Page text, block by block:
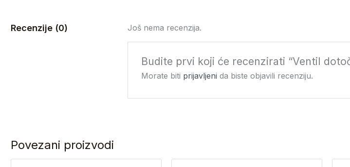
Recenzije (0) Još nema recenzija.
Budite prvi koji će recenzirati “Ventil
Morate biti prijavljeni da biste objavili recenziju.
Povezani proizvodi